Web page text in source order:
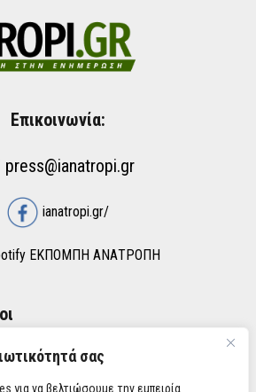
σας
για να βελτιώσουμε την εμπειρία
Επικοινωνία:
press@ianatropi.gr
ianatropi.gr/
ΕΚΠΟΜΠΗ ΑΝΑΤΡΟΠΗ